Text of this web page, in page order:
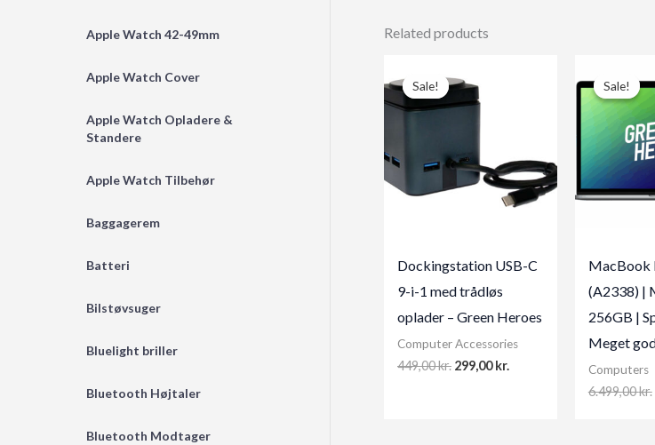
Apple Watch 42-49mm
Apple Watch Cover
Apple Watch Opladere &
Standere
Apple Watch Tilbehør
Baggagerem
Batteri
Bilstøvsuger
Bluelight briller
Bluetooth Højtaler
Bluetooth Modtager
Related products
Sale!
Sale!
Dockingstation USB-C
9-i-1 med trådløs
oplader – Green Heroes
Computer Accessories
449,00kr. Original
299,00kr.
Sale!
Sale!
MacBook
(A2338) |
256GB |
Meget
Computers
6.499,00kr.